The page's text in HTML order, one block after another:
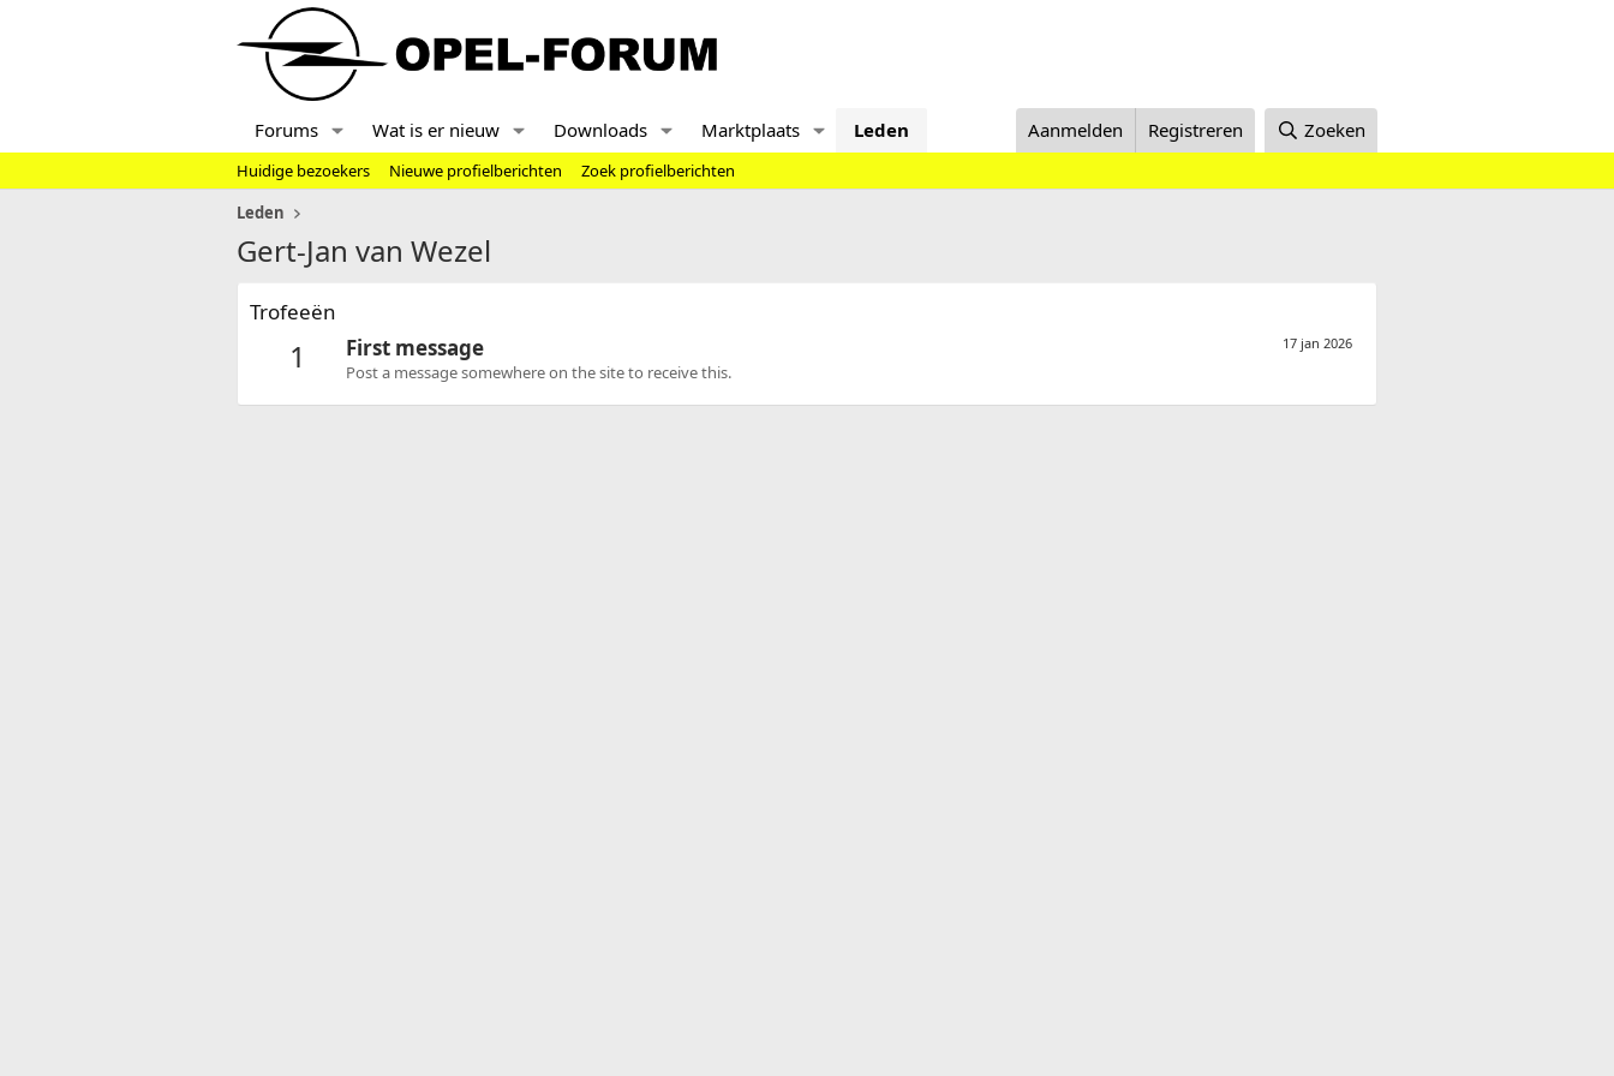
Forums Wat is er nieuw Downloads Marktplaats Leden Aanmelden Registreren Zoeken
Huidige bezoekers Nieuwe profielberichten
Zoek profielberichten
Leden
Gert-Jan van Wezel
Trofeeën
1 17 jan 2026
First message
Post a message somewhere on the site to receive this.